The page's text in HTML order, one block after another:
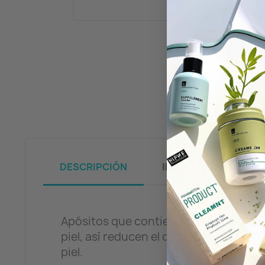
DESCRIPCIÓN INFORMACIÓN
Apósitos que contienen un gel
piel, así reducen el dolor de las
piel.